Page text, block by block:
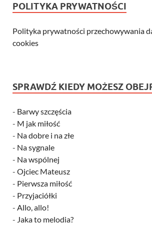
POLITYKA PRYWATNOŚCI
Polityka prywatności przechowywania
cookies
SPRAWDŹ KIEDY MOŻESZ
- Barwy szczęścia
- M jak miłość
- Na dobre i na złe
- Na sygnale
- Na wspólnej
- Ojciec Mateusz
- Pierwsza miłość
- Przyjaciółki
- Allo, allo!
- Jaka to melodia?